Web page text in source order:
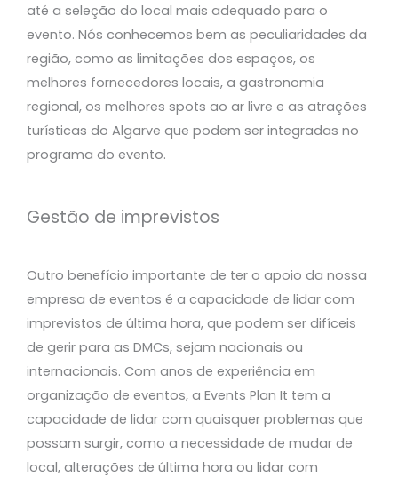
até a seleção do local mais adequado para o
evento. Nós conhecemos bem as peculiaridades da
região, como as limitações dos espaços, os
melhores fornecedores locais, a gastronomia
regional, os melhores spots ao ar livre e as atrações
turísticas do Algarve que podem ser integradas no
programa do evento.
Gestão de imprevistos
Outro benefício importante de ter o apoio da nossa
empresa de eventos é a capacidade de lidar com
imprevistos de última hora, que podem ser difíceis
de gerir para as DMCs, sejam nacionais ou
internacionais. Com anos de experiência em
organização de eventos, a Events Plan It tem a
capacidade de lidar com quaisquer problemas que
possam surgir, como a necessidade de mudar de
local, alterações de última hora ou lidar com